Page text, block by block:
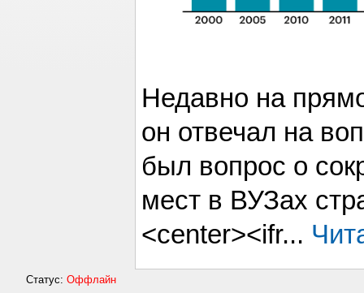
Недавно на
он отвечал на
был вопрос о
мест в ВУЗах
<center><ifr...
Статус:Оффлайн